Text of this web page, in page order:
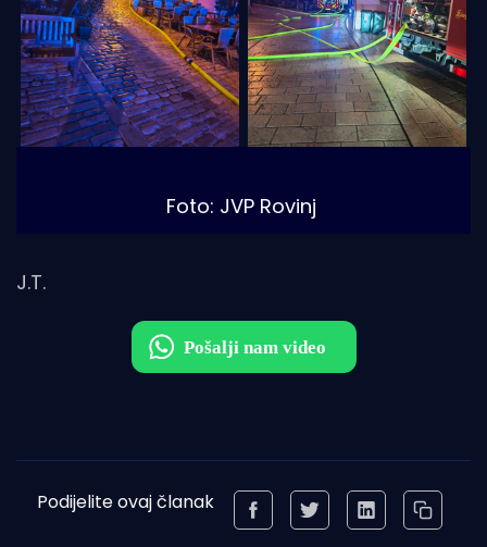
Foto: JVP Rovinj
J.T.
Podijelite ovaj članak